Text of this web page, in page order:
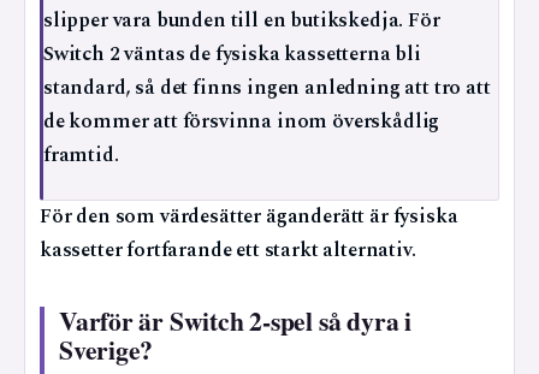
slipper vara bunden till en butikskedja. För
Switch 2 väntas de fysiska kassetterna bli
standard, så det finns ingen anledning att tro att
de kommer att försvinna inom överskådlig
framtid.
För den som värdesätter äganderätt är fysiska
kassetter fortfarande ett starkt alternativ.
Varför är Switch 2-spel så dyra i
Sverige?